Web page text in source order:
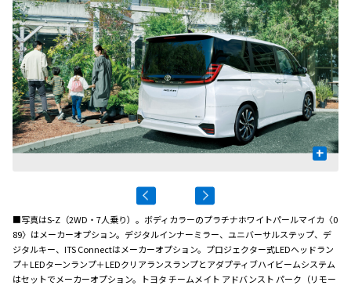
+
■写真はS-Z（2WD・7人乗り）。ボディカラーのプラチナホワイトパールマイカ〈0
89〉はメーカーオプション。デジタルインナーミラー、ユニバーサルステップ、デ
ジタルキー、ITS Connectはメーカーオプション。プロジェクター式LEDヘッドラン
プ＋LEDターンランプ＋LEDクリアランスランプとアダプティブハイビームシステム
はセットでメーカーオプション。トヨタ チームメイト アドバンスト パーク（リモー